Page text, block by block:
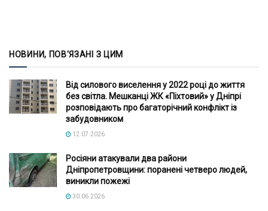
НОВИНИ, ПОВ'ЯЗАНІ З ЦИМ
Від силового виселення у 2022 році до життя
без світла. Мешканці ЖК «Піхтовий» у Дніпрі
розповідають про багаторічний конфлікт із
забудовником
12.07.2026
Росіяни атакували два райони
Дніпропетровщини: поранені четверо людей,
виникли пожежі
30.06.2026